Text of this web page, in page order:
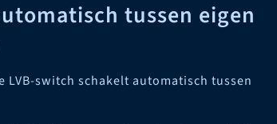
tussen eigen
LVB-switch schakelt automatisch tussen